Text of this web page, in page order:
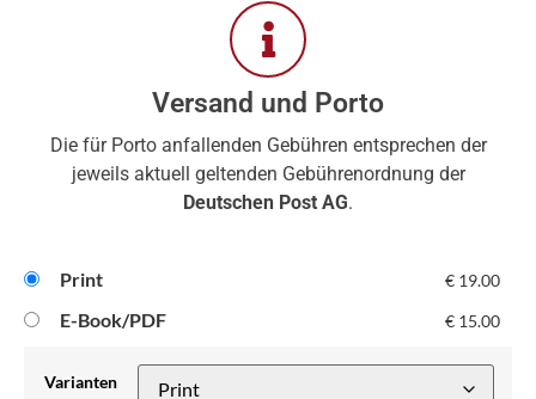
Versand und Porto
Die für Porto anfallenden Gebühren entsprechen der
jeweils aktuell geltenden Gebührenordnung der
Deutschen Post AG.
Print € 19.00
E-Book/PDF € 15.00
Varianten